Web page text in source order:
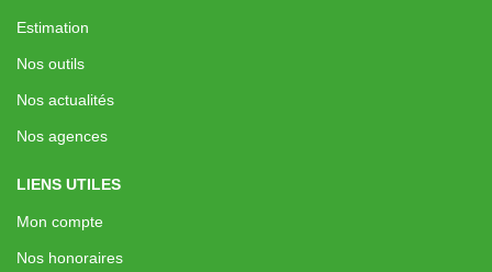
Estimation
Nos outils
Nos actualités
Nos agences
LIENS UTILES
Mon compte
Nos honoraires